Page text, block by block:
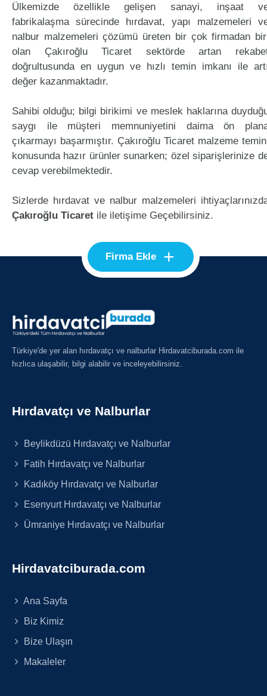
Ülkemizde özellikle gelişen sanayi, inşaat
fabrikalaşma sürecinde hırdavat, yapı malzemeleri
nalbur malzemeleri çözümü üreten bir çok firmadan
olan Çakıroğlu Ticaret sektörde artan
doğrultusunda en uygun ve hızlı temin imkanı ile
değer kazanmaktadır.
Sahibi olduğu; bilgi birikimi ve meslek haklarına
saygı ile müşteri memnuniyetini daima ön
çıkarmayı başarmıştır. Çakıroğlu Ticaret malzeme
konusunda hazır ürünler sunarken; özel siparişlerinize
cevap verebilmektedir.
Sizlerde hırdavat ve nalbur malzemeleri
Çakıroğlu Ticaret ile iletişime Geçebilirsiniz.
Firma Ekle +
Türkiye'de yer alan hırdavatçı ve nalburlar Hirdavatciburada.com ile
hızlıca ulaşabilir, bilgi alabilir ve inceleyebilirsiniz.
Hırdavatçı ve Nalburlar
Beylikdüzü Hırdavatçı ve Nalburlar
Fatih Hırdavatçı ve Nalburlar
Kadıköy Hırdavatçı ve Nalburlar
Esenyurt Hırdavatçı ve Nalburlar
Ümraniye Hırdavatçı ve Nalburlar
Hirdavatciburada.com
Ana Sayfa
Biz Kimiz
Bize Ulaşın
Makaleler